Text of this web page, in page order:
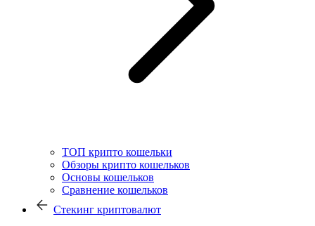
ТОП крипто кошельки
Обзоры крипто кошельков
Основы кошельков
Сравнение кошельков
Стекинг криптовалют